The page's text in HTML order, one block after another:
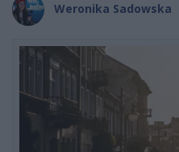
Weronika Sadowska